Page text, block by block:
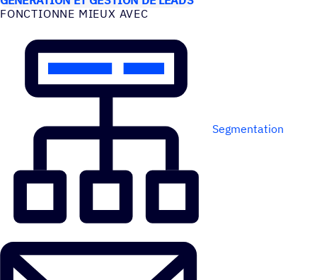
FONC­TIONNE MIEUX AVEC
Segmentation